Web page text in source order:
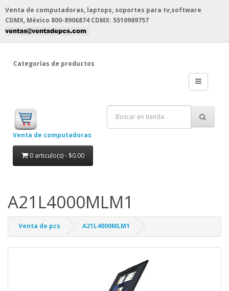
Venta de computadoras, laptops, soportes para tv,software
CDMX, México 800-8906874 CDMX: 5510989757
Categorías de productos
Venta de computadoras
0 articulo(s) - $0.00
A21L4000MLM1
Venta de pcs A21L4000MLM1